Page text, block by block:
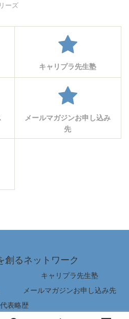
ーズ
キャリプラ先生塾
メールマガジンお申し込み
先
創るネットワーク
キャリプラ先生塾
メールマガジンお申し込み先
代表略歴